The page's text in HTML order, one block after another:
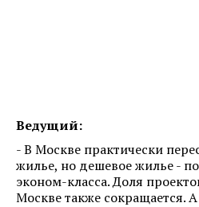
Ведущий:
- В Москве практически
жилье, но дешевое жилье -
эконом-класса. Доля
Москве также сокращается. А